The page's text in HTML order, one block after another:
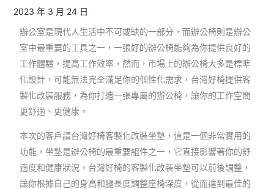
2023 年 3 月 24 日
辦公室是現代人生活中不可或缺的一部分，而辦公椅則是辦公
室中最重要的工具之一，一張好的辦公椅能夠為你提供良好的
工作體驗，提高工作效率，然而，市場上的辦公椅大多是標準
化設計，可能無法完全滿足你的個性化需求，台灣好椅提供客
製化改裝服務，為你打造一張專屬的辦公椅，讓你的工作空間
更舒適、更健康。
本次的客戶請台灣好椅客製化改裝坐墊，這是一個非常實用的
功能，坐墊是辦公椅的最重要組件之一，它直接影響著你的舒
適度和健康狀況，台灣好椅的客製化改裝坐墊可以前後調整，
讓你根據自己的身高和腿長度調整座椅深度，從而達到最佳的